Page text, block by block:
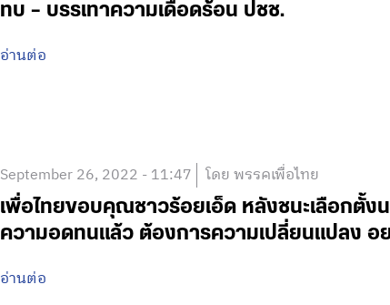
ทบ – บรรเทาความเดือดร้อน ปชช.
อ่านต่อ
September 26, 2022 - 11:47 โดย พรรคเพื่อไทย
เพื่อไทยขอบคุณชาวร้อยเอ็ด หลังชนะเลือกตั้
ความอดทนแล้ว ต้องการความเปลี่ยนแปลง อย
อ่านต่อ